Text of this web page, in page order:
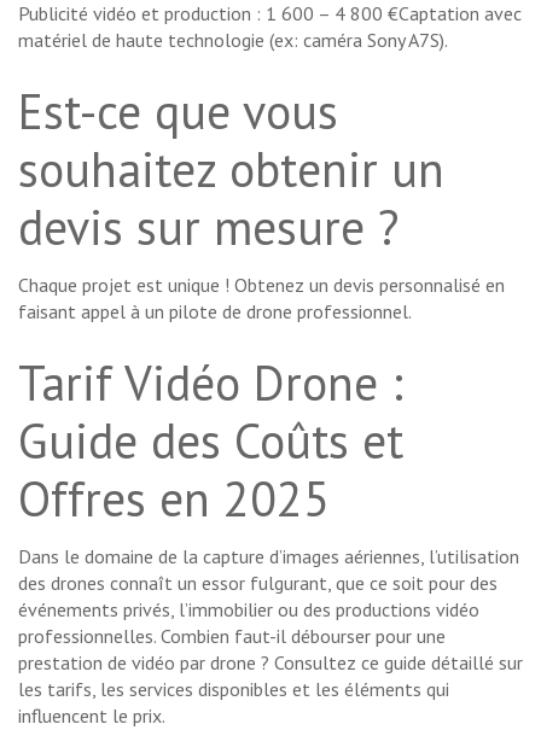
Publicité vidéo et production : 1 600 – 4 800 €Captation avec
matériel de haute technologie (ex: caméra Sony A7S).
Est-ce que vous
souhaitez obtenir un
devis sur mesure ?
Chaque projet est unique ! Obtenez un devis personnalisé en
faisant appel à un pilote de drone professionnel.
Tarif Vidéo Drone :
Guide des Coûts et
Offres en 2025
Dans le domaine de la capture d’images aériennes, l’utilisation
des drones connaît un essor fulgurant, que ce soit pour des
événements privés, l’immobilier ou des productions vidéo
professionnelles. Combien faut-il débourser pour une
prestation de vidéo par drone ? Consultez ce guide détaillé sur
les tarifs, les services disponibles et les éléments qui
influencent le prix.